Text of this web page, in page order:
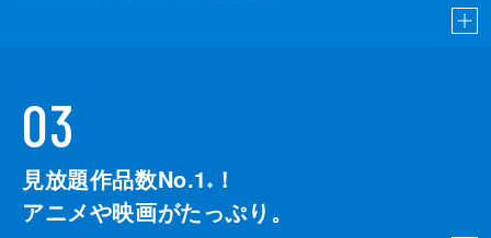
03
見放題作品数No.1 ※
！
アニメや映画がたっぷり。